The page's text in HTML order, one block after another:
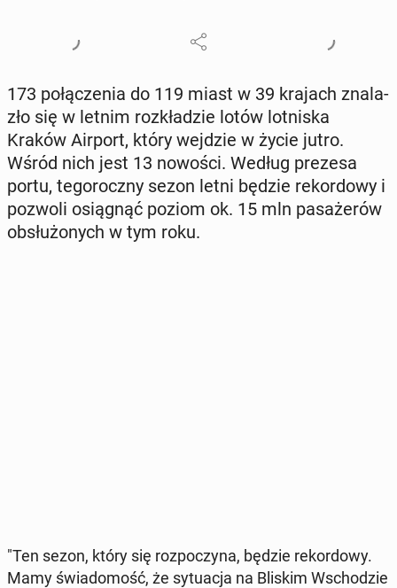
173 po­łą­cze­nia do 119 miast w 39 krajach zna­la­
zło się w letnim roz­kła­dzie lotów lot­ni­ska
Kraków Airport, który wejdzie w życie jutro.
Wśród nich jest 13 nowości. Według prezesa
portu, te­go­rocz­ny sezon letni będzie re­kor­do­wy i
pozwoli osią­gnąć poziom ok. 15 mln pa­sa­że­rów
ob­słu­żo­nych w tym roku.
"Ten sezon, który się roz­po­czy­na, będzie re­kor­do­wy.
Mamy świa­do­mość, że sy­tu­acja na Bliskim Wscho­dzie